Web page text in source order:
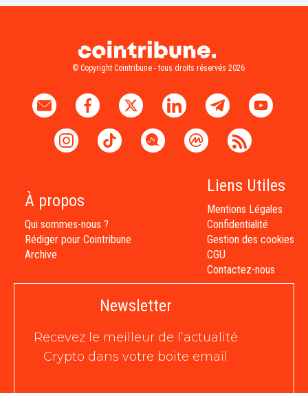
© Copyright Cointribune - tous droits réservés 2026
À propos
Qui sommes-nous ?
Rédiger pour Cointribune
Archive
Liens Utiles
Mentions Légales
Confidentialité
Gestion des cookies
CGU
Contactez-nous
Newsletter
Recevez le meilleur de l’actualité
Crypto dans votre boite email